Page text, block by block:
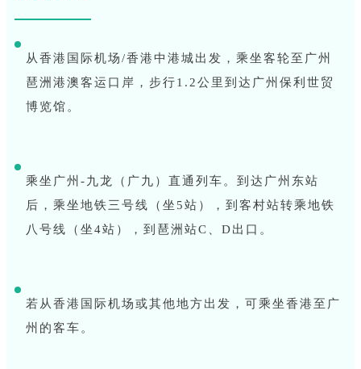
从香港国际机场/香港中港城出发，乘坐客轮至广州
琶洲港澳客运口岸，步行1.2公里到达广州保利世贸
博览馆。
乘坐广州-九龙（广九）直通列车。到达广州东站
后，乘坐地铁三号线（坐5站），到客村站转乘地铁
八号线（坐4站），到琶洲站C、D出口。
若从香港国际机场或其他地方出发，可乘坐香港至广
州的客车。